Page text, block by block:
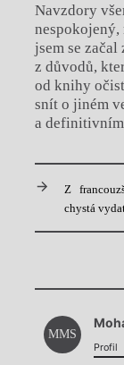
Navzdory
nespokojený,
jsem se začal
z důvodů,
od knihy
snít o jiném
a
Z
chystá
MMS
Profil